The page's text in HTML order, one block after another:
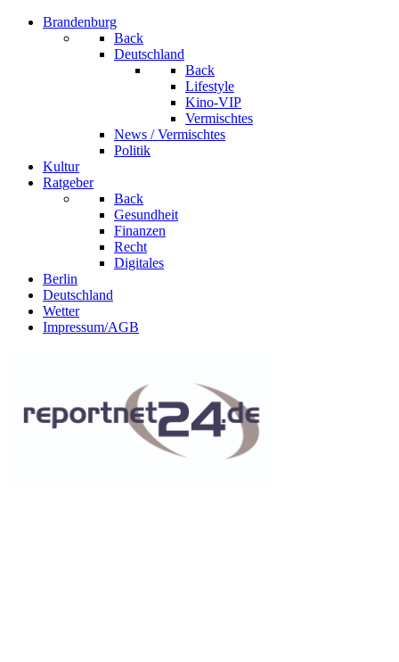
Brandenburg
Back
Deutschland
Back
Lifestyle
Kino-VIP
Vermischtes
News / Vermischtes
Politik
Kultur
Ratgeber
Back
Gesundheit
Finanzen
Recht
Digitales
Berlin
Deutschland
Wetter
Impressum/AGB